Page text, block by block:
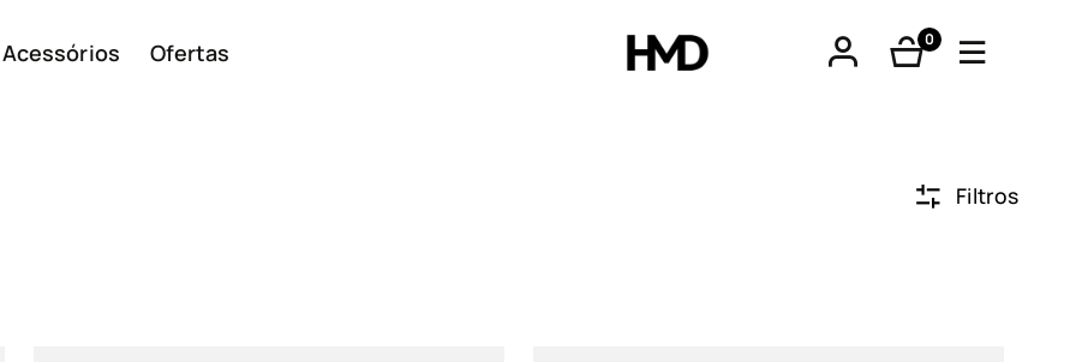
Acessórios Ofertas
0
produtos
Filtros